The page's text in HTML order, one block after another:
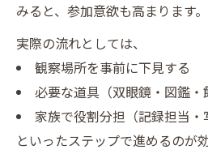
みると、参加意欲も高まります。
実際の流れとしては、
観察場所を事前に下見する
必要な道具（双眼鏡・図鑑
家族で役割分担（記録担当
といったステップで進めるのが